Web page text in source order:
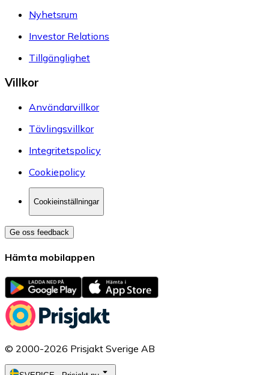
Nyhetsrum
Investor Relations
Tillgänglighet
Villkor
Användarvillkor
Tävlingsvillkor
Integritetspolicy
Cookiepolicy
Cookieinställningar
Ge oss feedback
Hämta mobilappen
© 2000-2026 Prisjakt Sverige AB